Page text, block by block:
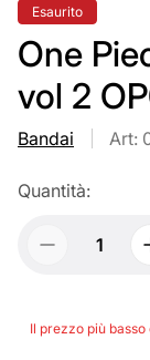
Etichetta
del
prodotto:
Esaurito
One
vol 2
Bandai Art:
Quantità:
Il prezzo più